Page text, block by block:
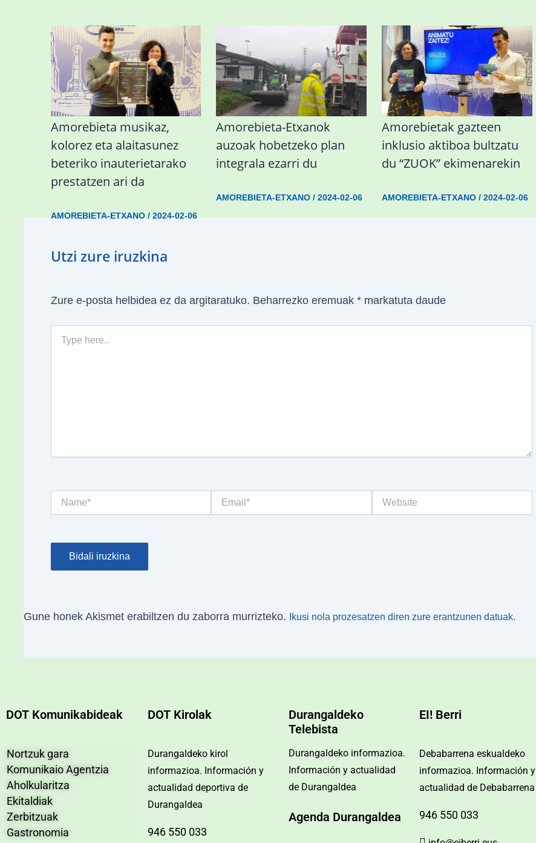
Amorebieta musikaz,
kolorez eta alaitasunez
beteriko inauterietarako
prestatzen ari da
AMOREBIETA-ETXANO/2024-02-06
Amorebieta-Etxanok
auzoak hobetzeko plan
integrala ezarri du
AMOREBIETA-ETXANO /2024-02-06
Amorebietak gazteen
inklusio aktiboa bultzatu
du “ZUOK” ekimenarekin
AMOREBIETA-ETXANO /2024-02-06
Utzi zure iruzkina
Zure e-posta helbidea ez da argitaratuko. Beharrezko eremuak *markatuta daude
here..
Name* Email* Website
Gune honek Akismet erabiltzen du zaborra murrizteko. Ikusi nola prozesatzen diren zure erantzunen datuak.
DOT Komunikabideak
Nortzuk gara
Komunikaio Agentzia
Aholkularitza
Ekitaldiak
Zerbitzuak
Gastronomia
DOT Kirolak
Durangaldeko kirol
informazioa. Información y
actualidad deportiva de
Durangaldea
946 550 033
Durangaldeko
Telebista
Durangaldeko informazioa.
Información y actualidad
de Durangaldea
Agenda Durangaldea
EI! Berri
Debabarrena eskualdeko
informazioa. Información y
actualidad de Debabarrena
946 550 033